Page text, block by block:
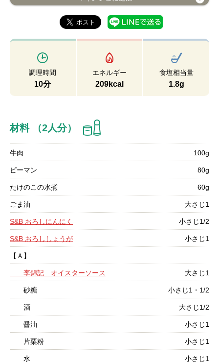
調理時間
10分
エネルギー
209kcal
食塩相当量
1.8g
材料 （2人分）
牛肉 100g
ピーマン 80g
たけのこの水煮 60g
ごま油 大さじ1
S&B おろしにんにく 小さじ1/2
S&B おろししょうが 小さじ1
【Ａ】
李錦記 オイスターソース 大さじ1
砂糖 小さじ1・1/2
酒 大さじ1/2
醤油 小さじ1
片栗粉 小さじ1
水 小さじ1